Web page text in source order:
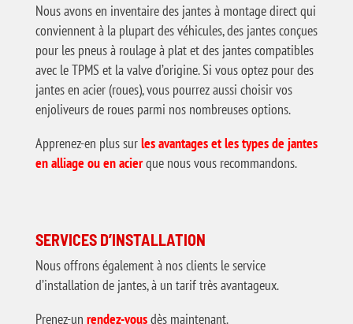
Nous avons en inventaire des jantes à montage direct qui
conviennent à la plupart des véhicules, des jantes conçues
pour les pneus à roulage à plat et des jantes compatibles
avec le TPMS et la valve d’origine. Si vous optez pour des
jantes en acier (roues), vous pourrez aussi choisir vos
enjoliveurs de roues parmi nos nombreuses options.
Apprenez-en plus surles avantages et les types de jantes
en alliage ou en acierque nous vous recommandons.
SERVICES D’INSTALLATION
Nous offrons également à nos clients le service
d’installation de jantes, à un tarif très avantageux.
Prenez-un rendez-vousdès maintenant.